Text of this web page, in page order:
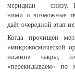
меридиан — снизу.
ними и возможные
даёт очередной этап
Когда прочищен
«микрокосмической
нижние чакры,
«перекидываем» по